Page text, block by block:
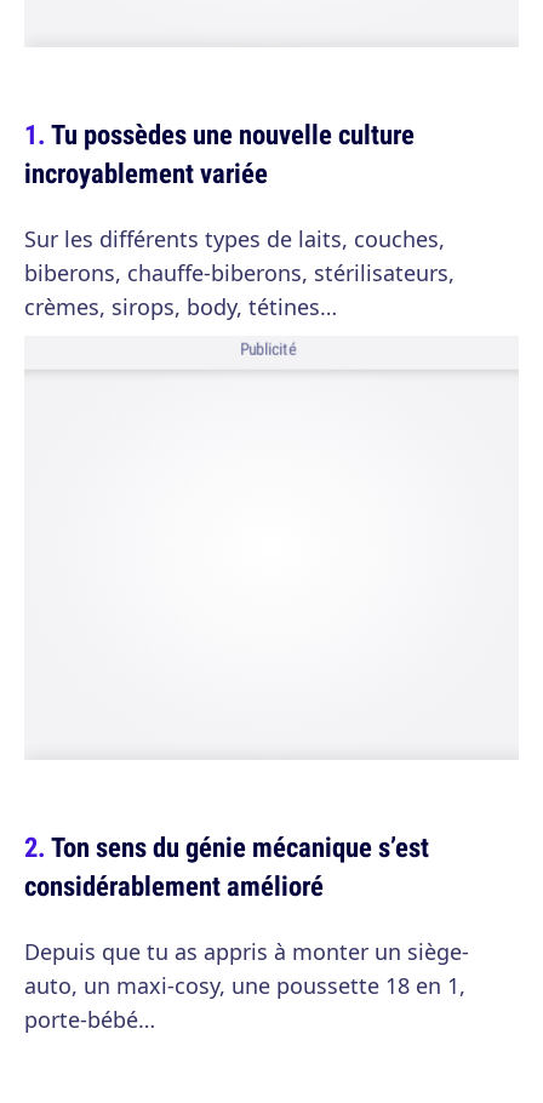
Tu possèdes une nouvelle culture
incroyablement variée
Sur les différents types de laits, couches,
biberons, chauffe-biberons, stérilisateurs,
crèmes, sirops, body, tétines…
Publicité
Ton sens du génie mécanique s’est
considérablement amélioré
Depuis que tu as appris à monter un siège-
auto, un maxi-cosy, une poussette 18 en 1,
porte-bébé…